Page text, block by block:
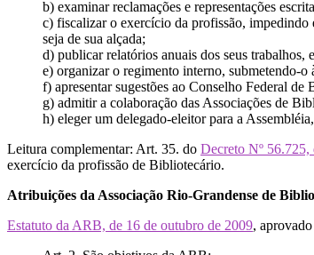
b) examinar reclamações e representações
c) fiscalizar o exercício da profissão, impedindo
seja de sua alçada;
d) publicar relatórios anuais dos seus trabalhos,
e) organizar o regimento interno, submetendo-
f) apresentar sugestões ao Conselho Federal de
g) admitir a colaboração das Associações de
h) eleger um delegado-eleitor para a
Leitura complementar: Art. 35. do Decreto Nº 56.725,
exercício da profissão de Bibliotecário.
Atribuições da Associação Rio-Grandense de
Estatuto da ARB, de 16 de outubro de 2009,